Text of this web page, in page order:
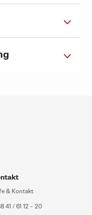
& Kontakt
41 / 61 12 – 20